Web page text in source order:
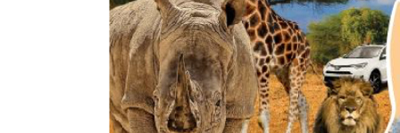
7.50MT
EMPLACEMENT EXTRA STANDARD
EMPLACEMENT STANDARD PLUS
MOBIL-
MOBIL-HOME
MOBIL-HOME
EMPLACEMENT STANDARD
EMPLACEMENT SMALL STANDARD
MOBIL-HOME MAXI